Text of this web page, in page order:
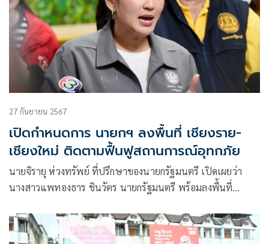
27 กันยายน 2567
เปิดกำหนดการ นายกฯ ลงพื้นที่ เชียงราย-
เชียงใหม่ ติดตามฟื้นฟูสถานการณ์อุทกภัย
นายจิรายุ ห่วงทรัพย์ ที่ปรึกษาของนายกรัฐมนตรี เปิดเผยว่า
นางสาวแพทองธาร ชินวัตร นายกรัฐมนตรี พร้อมลงพื้นที่
จังหวัดเชียงใหม่